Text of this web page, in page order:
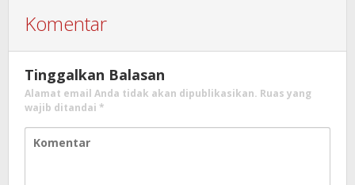
Komentar
Tinggalkan Balasan
Alamat email Anda tidak akan dipublikasikan. Ruas yang
wajib ditandai *